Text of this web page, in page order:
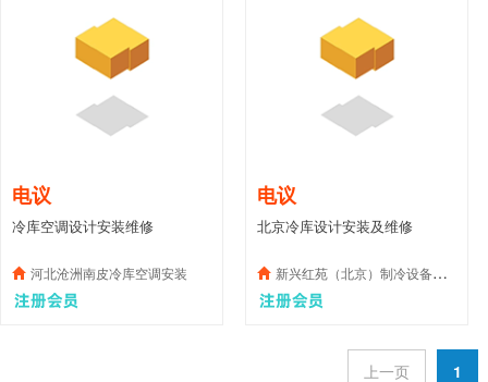
电议
冷库空调设计安装维修
河北沧洲南皮冷库空调安装
电议
北京冷库设计安装及维修
新兴红苑（北京）制冷设备有限公司
上一页 1